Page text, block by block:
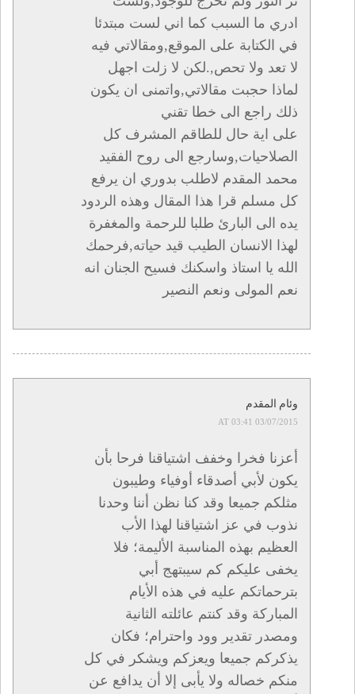
ادري ما السبب كما اني لست مبتدئا
في الكتابة على الموقع,ومقالاتي فيه
لا تعد ولا تحص,.لكن لا زلت اجهل
لماذا حجبت مقالاتي,واتمنى ان يكون
ذلك راجع الى خطا تقني
على اية حال للطاقم المشرف كل
الصلاحيات,وسارجع الى روح الفقيد
محمد المقدم لاطلب بدوري ان يرفع
كل مسلم قرا هذا المقال وهذه الردود
يده الى البارئ طلبا للرحمة والمغفرة
لهذا الانسان الطيب قيد حياته,فرحمك
الله يا استاذ واسكنك فسيح الجنان انه
نعم المولى ونعم النصير
وئام المقدم
03/07/2015 AT 03:41
أعزنا فخرا وخفف اشتياقنا فرحا بأن
يكون لأبي أصدقاء أوفياء وطيبون
مثلكم جميعا وقد كنا نظن أننا وحدنا
نذوب في عز اشتياقنا لهذا الأب
العظيم بهذه المناسبة الأليمة؛ فلا
يخفى عليكم كم سيبتهج أبي
بترحماتكم عليه في هذه الأيام
المباركة وقد كنتم عائلته الثانية
ومصدر تقدير وود واحترام؛ فكان
يذكركم جميعا ويعزكم ويشكر في كل
منكم خصاله ولا يأبى إلا أن يدافع عن